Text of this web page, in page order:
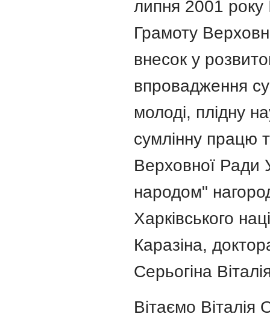
липня 2001
Грамоту
внесок у
впровадження
молоді, плідну
сумлінну працю
Верховної Ради
народом"
Харківського
Каразіна,
Серьогіна
Вітаємо